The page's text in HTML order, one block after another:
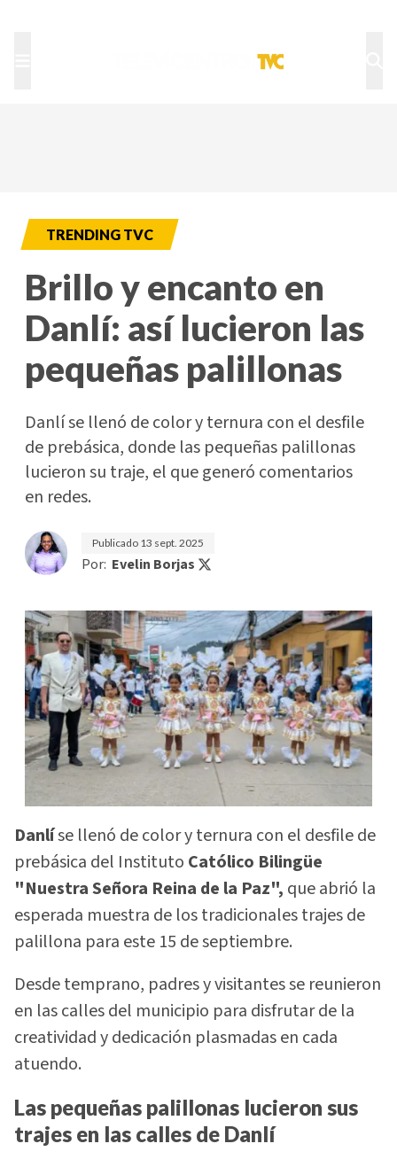
TRENDING TVC
Brillo y encanto en
Danlí: así lucieron las
pequeñas palillonas
Danlí se llenó de color y ternura con el desfile
de prebásica, donde las pequeñas palillonas
lucieron su traje, el que generó comentarios
en redes.
Publicado 13 sept. 2025
Por: Evelin Borjas
Danlíse llenó de color y ternura con el desfile de
prebásica del Instituto Católico Bilingüe
"Nuestra Señora Reina de la Paz", que abrió la
esperada muestra de los tradicionales trajes de
palillona para este 15 de septiembre.
Desde temprano, padres y visitantes se reunieron
en las calles del municipio para disfrutar de la
creatividad y dedicación plasmadas en cada
atuendo.
Las pequeñas palillonas lucieron sus
trajes en las calles de Danlí